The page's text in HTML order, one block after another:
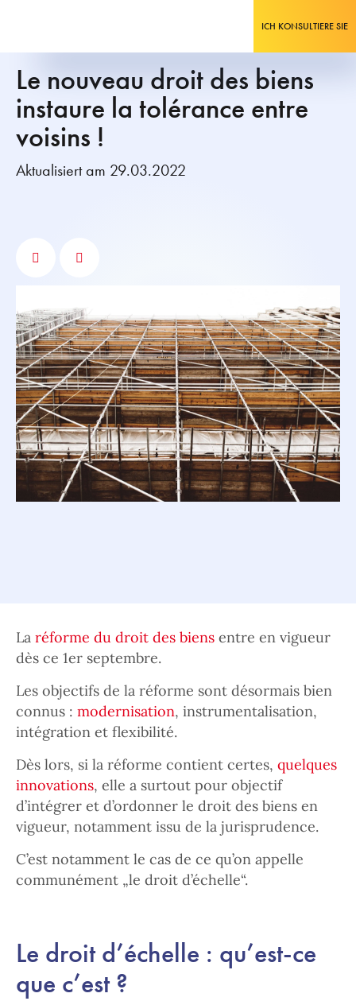
ICH KONSULTIERE SIE
Le nouveau droit des biens
instaure la tolérance entre
voisins !
Aktualisiert am 29.03.2022
La réforme du droit des biens entre en vigueur
dès ce 1er septembre.
Les objectifs de la réforme sont désormais bien
connus : modernisation, instrumentalisation,
intégration et flexibilité.
Dès lors, si la réforme contient certes, quelques
innovations, elle a surtout pour objectif
d’intégrer et d’ordonner le droit des biens en
vigueur, notamment issu de la jurisprudence.
C’est notamment le cas de ce qu’on appelle
communément „le droit d’échelle“.
Le droit d’échelle : qu’est-ce
que c’est ?